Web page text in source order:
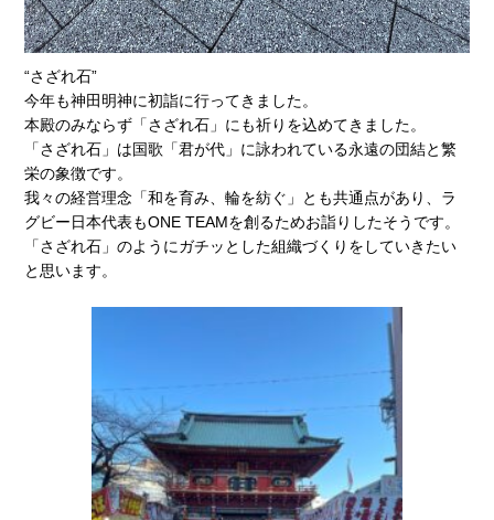
“さざれ石”
今年も神田明神に初詣に行ってきました。
本殿のみならず「さざれ石」にも祈りを込めてきました。
「さざれ石」は国歌「君が代」に詠われている永遠の団結と繁
栄の象徴です。
我々の経営理念「和を育み、輪を紡ぐ」とも共通点があり、ラ
グビー日本代表もONE TEAMを創るためお詣りしたそうです。
「さざれ石」のようにガチッとした組織づくりをしていきたい
と思います。